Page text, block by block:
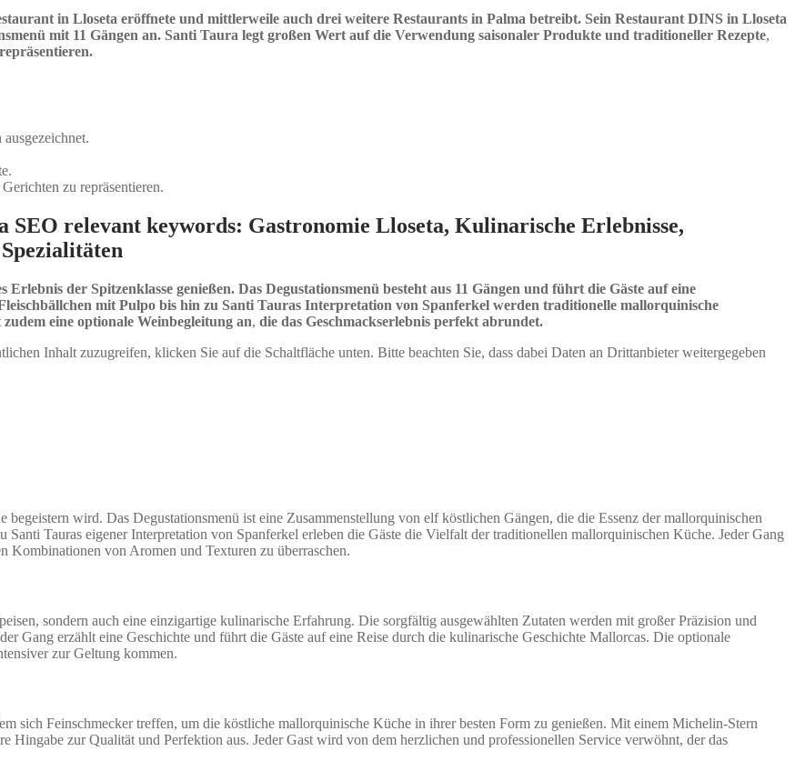
in Lloseta eröffnete und mittlerweile auch drei weitere Restaurants in Palma betreibt. Sein Restaurant DINS in Lloseta
mit 11 Gängen an. Santi Taura legt großen Wert auf die Verwendung saisonaler Produkte und traditioneller Rezepte,
zu repräsentieren.
SEO relevant keywords: Gastronomie Lloseta, Kulinarische Erlebnisse,
der Spitzenklasse genießen. Das Degustationsmenü besteht aus 11 Gängen und führt die Gäste auf eine
mit Pulpo bis hin zu Santi Tauras Interpretation von Spanferkel werden traditionelle mallorquinische
eine optionale Weinbegleitung an, die das Geschmackserlebnis perfekt abrundet.
Inhalt zuzugreifen, klicken Sie auf die Schaltfläche unten. Bitte beachten Sie, dass dabei Daten an Drittanbieter weitergegeben
wird. Das Degustationsmenü ist eine Zusammenstellung von elf köstlichen Gängen, die die Essenz der mallorquinischen
Tauras eigener Interpretation von Spanferkel erleben die Gäste die Vielfalt der traditionellen mallorquinischen Küche. Jeder Gang
Kombinationen von Aromen und Texturen zu überraschen.
sondern auch eine einzigartige kulinarische Erfahrung. Die sorgfältig ausgewählten Zutaten werden mit großer Präzision und
Gang erzählt eine Geschichte und führt die Gäste auf eine Reise durch die kulinarische Geschichte Mallorcas. Die optionale
zur Geltung kommen.
sich Feinschmecker treffen, um die köstliche mallorquinische Küche in ihrer besten Form zu genießen. Mit einem Michelin-Stern
Hingabe zur Qualität und Perfektion aus. Jeder Gast wird von dem herzlichen und professionellen Service verwöhnt, der das